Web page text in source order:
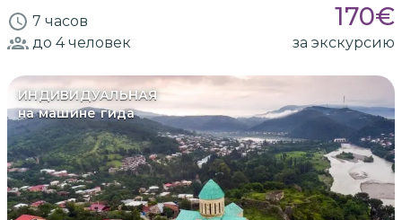
7 часов 170€
до 4человек за экскурсию
ИНДИВИДУАЛЬНАЯ
на машине гида